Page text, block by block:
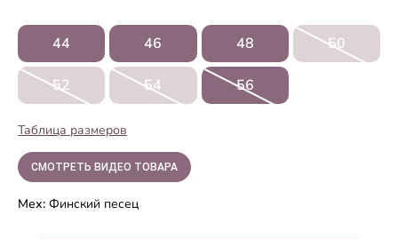
44 46 48 50
52 54 56
Таблица размеров
СМОТРЕТЬ ВИДЕО ТОВАРА
Мех: Финский песец